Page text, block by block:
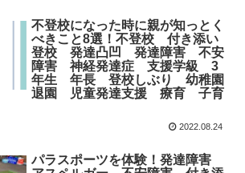
不登校になった時に親が知っとく
べきこと8選！不登校 付き添い
登校 発達凸凹 発達障害 不安
障害 神経発達症 支援学級 3
年生 年長 登校しぶり 幼稚園
退園 児童発達支援 療育 子育
2022.08.24
パラスポーツを体験！発達障害